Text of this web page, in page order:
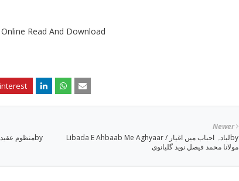
Online Read And Download
Newer
Libada E Ahbaab Me Aghyaar ‎/ لبادہ احباب میں اغیارby
‎مولانا محمد فیصل نوید گلیانوی